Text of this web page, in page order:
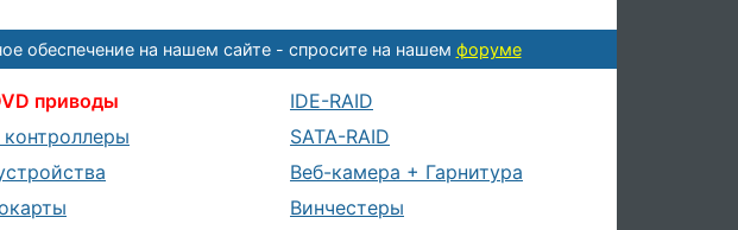
обеспечение на нашем сайте - спросите на нашем форуме
приводы
IDE-RAID
контроллеры
SATA-RAID
Веб-камера + Гарнитура
Винчестеры